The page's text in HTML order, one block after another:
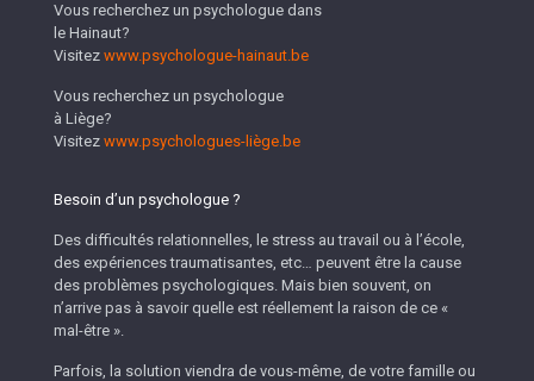
Vous recherchez un psychologue dans
le Hainaut?
Visitez www.psychologue-hainaut.be
Vous recherchez un psychologue
à Liège?
Visitez www.psychologues-liège.be
Besoin d’un psychologue ?
Des difficultés relationnelles, le stress au travail ou à l’école,
des expériences traumatisantes, etc… peuvent être la cause
des problèmes psychologiques. Mais bien souvent, on
n’arrive pas à savoir quelle est réellement la raison de ce «
mal-être ».
Parfois, la solution viendra de vous-même, de votre famille ou